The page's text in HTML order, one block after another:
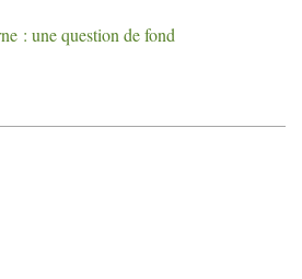
: une question de fond